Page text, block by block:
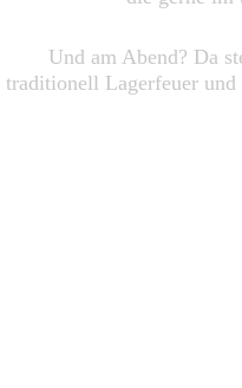
Und am Abend? Da
traditionell Lagerfeuer